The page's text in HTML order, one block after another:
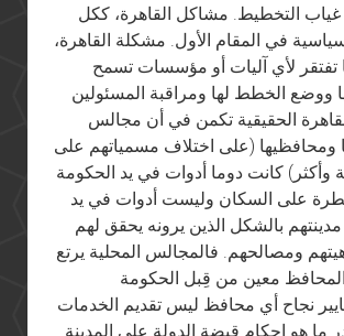
التخطيط. مشاكل القاهرة، ككل
في المقام الأول. مشكلة القاهرة،
تفتقر لأي آليات أو مؤسسات تسمح
ووضع الخطط لها ومراقبة المسئولين
الحقيقية تكمن في أن مجالس
ومحافظيها (على اختلاف مسمياتهم على
وأكثر) كانت دوما أدوات في يد الحكومة
على السكان وليست أدوات في يد
مدينتهم بالشكل الذين يرونه يحقق لهم
ومصالحهم. فالمجالس المحلية يرتع
معين من قِبل الحكومة
نجاح أي محافظ ليس تقديم الخدمات